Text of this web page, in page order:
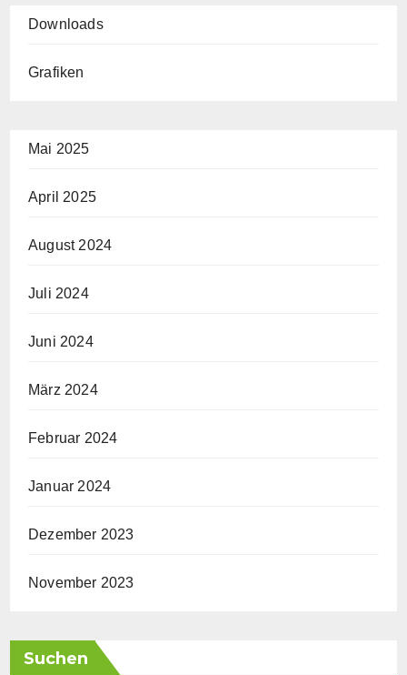
Downloads
Grafiken
Mai 2025
April 2025
August 2024
Juli 2024
Juni 2024
März 2024
Februar 2024
Januar 2024
Dezember 2023
November 2023
Suchen